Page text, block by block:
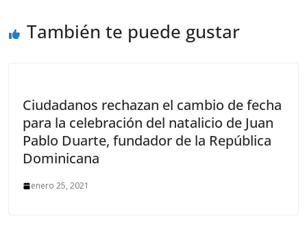
También te puede gustar
Ciudadanos rechazan el cambio de fecha
para la celebración del natalicio de Juan
Pablo Duarte, fundador de la República
Dominicana
enero 25, 2021